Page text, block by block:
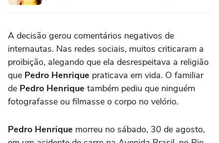
A decisão gerou comentários negativos de
internautas. Nas redes sociais, muitos criticaram a
proibição, alegando que ela desrespeitava a religião
que Pedro Henrique praticava em vida. O familiar
de Pedro Henrique também pediu que ninguém
fotografasse ou filmasse o corpo no velório.
Pedro Henrique morreu no sábado, 30 de agosto,